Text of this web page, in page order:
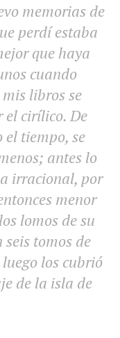
memorias de
perdí estaba
que haya
cuando
libros se
el cirílico. De
el tiempo, se
antes lo
irracional, por
menor
lomos de su
seis tomos de
los cubrió
de la isla de